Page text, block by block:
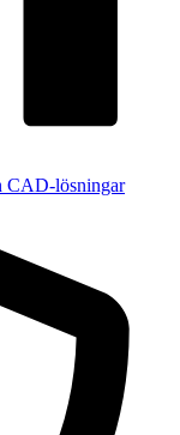
CAD-lösningar